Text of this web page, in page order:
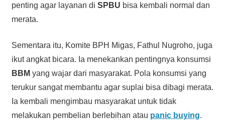
penting agar layanan di SPBU bisa kembali normal dan
merata.
Sementara itu, Komite BPH Migas, Fathul Nugroho, juga
ikut angkat bicara. Ia menekankan pentingnya konsumsi
BBM yang wajar dari masyarakat. Pola konsumsi yang
terukur sangat membantu agar suplai bisa dibagi merata.
Ia kembali mengimbau masyarakat untuk tidak
melakukan pembelian berlebihan atau panic buying.